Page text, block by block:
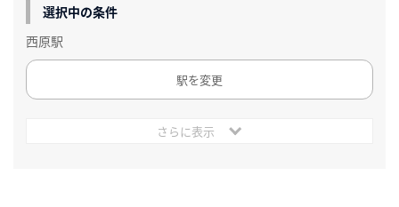
選択中の条件
西原駅
駅を変更
さらに表示